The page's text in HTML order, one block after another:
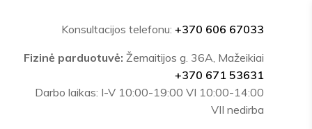
Konsultacijos telefonu: +370 606 67033
Fizinė parduotuvė: Žemaitijos g. 36A, Mažeikiai
+370 671 53631
Darbo laikas: I-V 10:00-19:00 VI 10:00-14:00
VII nedirba